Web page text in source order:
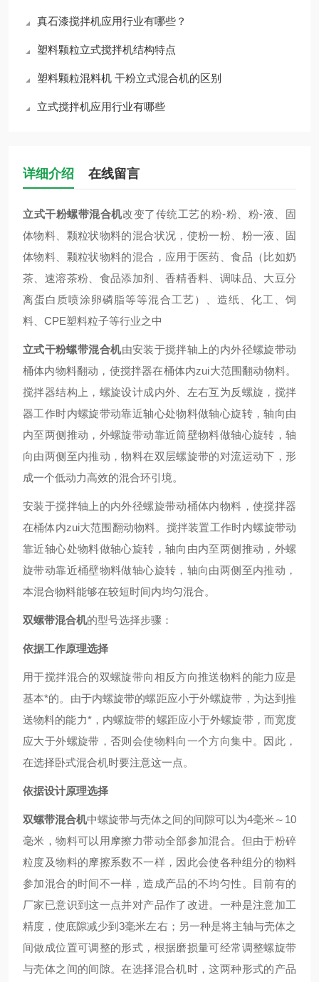
真石漆搅拌机应用行业有哪些？
塑料颗粒立式搅拌机结构特点
塑料颗粒混料机 干粉立式混合机的区别
立式搅拌机应用行业有哪些
详细介绍 在线留言
立式干粉螺带混合机改变了传统工艺的粉-粉、粉-液、固
体物料、颗粒状物料的混合状况，使粉一粉、粉一液、固
体物料、颗粒状物料的混合，应用于医药、食品（比如奶
茶、速溶茶粉、食品添加剂、香精香料、调味品、大豆分
离蛋白质喷涂卵磷脂等等混合工艺）、造纸、化工、饲
料、CPE塑料粒子等行业之中
立式干粉螺带混合机由安装于搅拌轴上的内外径螺旋带动
桶体内物料翻动，使搅拌器在桶体内zui大范围翻动物料。
搅拌器结构上，螺旋设计成内外、左右互为反螺旋，搅拌
器工作时内螺旋带动靠近轴心处物料做轴心旋转，轴向由
内至两侧推动，外螺旋带动靠近筒壁物料做轴心旋转，轴
向由两侧至内推动，物料在双层螺旋带的对流运动下，形
成一个低动力高效的混合环引境。
安装于搅拌轴上的内外径螺旋带动桶体内物料，使搅拌器
在桶体内zui大范围翻动物料。搅拌装置工作时内螺旋带动
靠近轴心处物料做轴心旋转，轴向由内至两侧推动，外螺
旋带动靠近桶壁物料做轴心旋转，轴向由两侧至内推动，
本混合物料能够在较短时间内均匀混合。
双螺带混合机的型号选择步骤：
依据工作原理选择
用于搅拌混合的双螺旋带向相反方向推送物料的能力应是
基本*的。由于内螺旋带的螺距应小于外螺旋带，为达到推
送物料的能力*，内螺旋带的螺距应小于外螺旋带，而宽度
应大于外螺旋带，否则会使物料向一个方向集中。因此，
在选择卧式混合机时要注意这一点。
依据设计原理选择
双螺带混合机中螺旋带与壳体之间的间隙可以为4毫米～10
毫米，物料可以用摩擦力带动全部参加混合。但由于粉碎
粒度及物料的摩擦系数不一样，因此会使各种组分的物料
参加混合的时间不一样，造成产品的不均匀性。目前有的
厂家已意识到这一点并对产品作了改进。一种是注意加工
精度，使底隙减少到3毫米左右；另一种是将主轴与壳体之
间做成位置可调整的形式，根据磨损量可经常调整螺旋带
与壳体之间的间隙。在选择混合机时，这两种形式的产品